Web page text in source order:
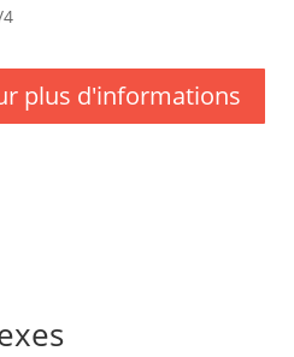
plus d'informations